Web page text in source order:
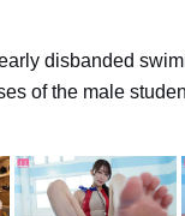
disbanded
of the male